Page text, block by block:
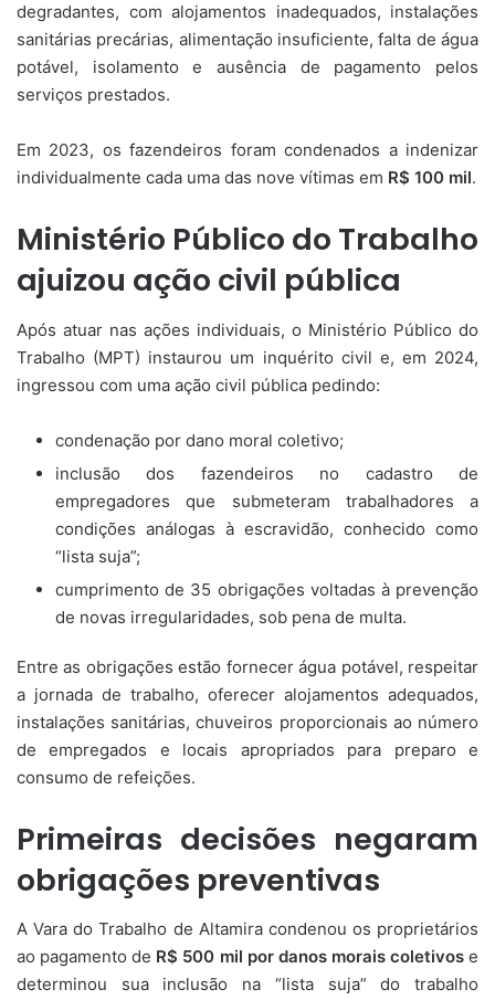
degradantes, com alojamentos inadequados, instalações
sanitárias precárias, alimentação insuficiente, falta de água
potável, isolamento e ausência de pagamento pelos
serviços prestados.
Em 2023, os fazendeiros foram condenados a indenizar
individualmente cada uma das nove vítimas em R$ 100 mil.
Ministério Público do Trabalho
ajuizou ação civil pública
Após atuar nas ações individuais, o Ministério Público do
Trabalho (MPT) instaurou um inquérito civil e, em 2024,
ingressou com uma ação civil pública pedindo:
condenação por dano moral coletivo;
inclusão dos fazendeiros no cadastro de
empregadores que submeteram trabalhadores a
condições análogas à escravidão, conhecido como
“lista suja”;
cumprimento de 35 obrigações voltadas à prevenção
de novas irregularidades, sob pena de multa.
Entre as obrigações estão fornecer água potável, respeitar
a jornada de trabalho, oferecer alojamentos adequados,
instalações sanitárias, chuveiros proporcionais ao número
de empregados e locais apropriados para preparo e
consumo de refeições.
Primeiras decisões negaram
obrigações preventivas
A Vara do Trabalho de Altamira condenou os proprietários
ao pagamento de R$ 500 mil por danos morais coletivose
determinou sua inclusão na “lista suja” do trabalho